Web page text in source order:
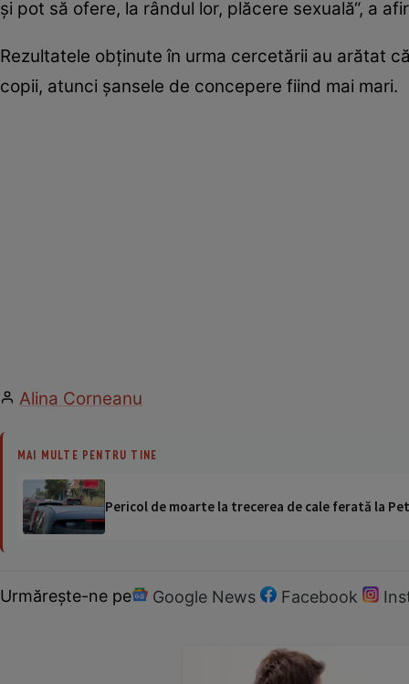
şi pot să ofere, la rândul lor, plăcere sexuală“, a
Rezultatele obţinute în urma cercetării au arătat
copii, atunci şansele de concepere fiind mai mari.
Alina Corneanu
MAI MULTE PENTRU TINE
Pericol de moarte la trecerea de cale ferată la
Urmărește-ne pe Google News Facebook